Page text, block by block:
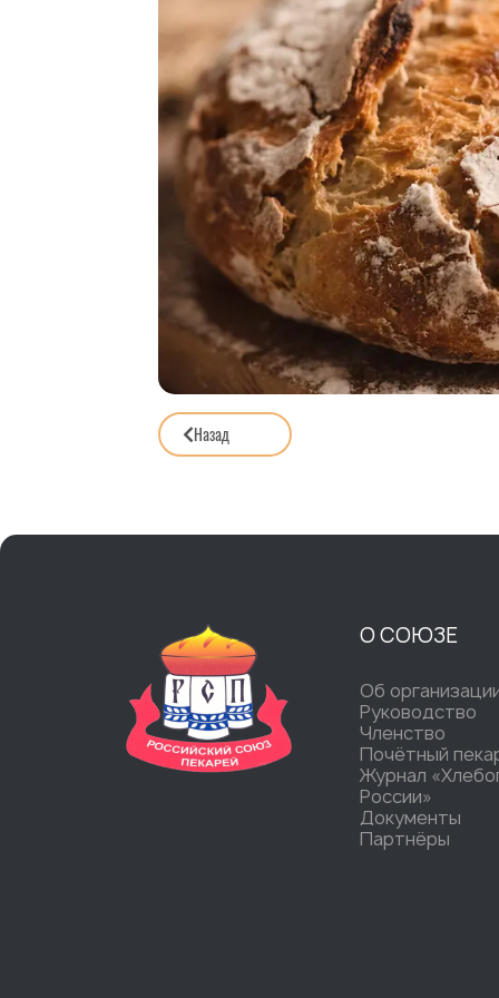
Назад
О СОЮЗЕ
Об
Руководство
Членство
Почётный
Журнал
России»
Документы
Партнёры